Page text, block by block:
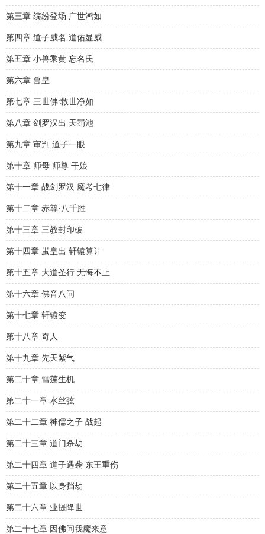
第三章 缤纷登场 广世鸿如
第四章 道子威名 道佑显威
第五章 小兽乘黄 忘名氏
第六章 兽皇
第七章 三世佛:救世净如
第八章 剑罗汉出 天罚池
第九章 审判 道子一眼
第十章 师母 师尊 干娘
第十一章 战剑罗汉 魔考七律
第十二章 赤尊·八千胜
第十三章 三教封印破
第十四章 蚩皇出 轩辕算计
第十五章 大道圣行 无悔不止
第十六章 佛音八问
第十七章 轩辕变
第十八章 奇人
第十九章 先天紫气
第二十章 雪莲生机
第二十一章 水丝弦
第二十二章 神儒之子 战起
第二十三章 道门杀劫
第二十四章 道子遇袭 东王重伤
第二十五章 以身挡劫
第二十六章 业提降世
第二十七章 因佛问我魔来意